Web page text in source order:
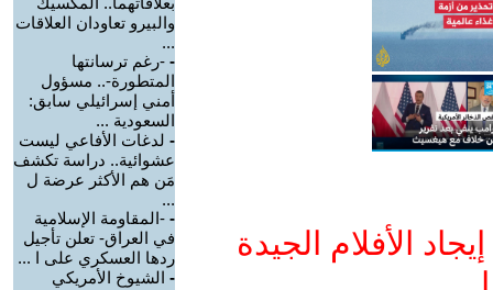
الأفلام الجيدة
والبيرو تعاودان العلاقات
...
- -رغم ترسانتها
المتطورة-.. مسؤول
أمني إسرائيلي سابق:
السعودية ...
- لدغات الأفاعي ليست
عشوائية.. دراسة تكشف
مَن هم الأكثر عرضة ل
...
- -المقاومة الإسلامية
في العراق- تعلن تأجيل
ردها العسكري على ا ...
- الشيوخ الأمريكي